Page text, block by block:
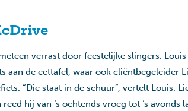
verrast door feestelijke slingers.
aan de eettafel, waar ook cliëntbegeleider
“Die staat in de schuur”, vertelt Louis.
hij van ‘s ochtends vroeg tot ‘s avonds